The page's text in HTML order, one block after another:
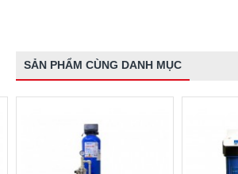
SẢN PHẨM CÙNG DANH MỤC